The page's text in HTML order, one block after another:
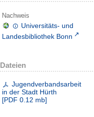
Nachweis
Universitäts- und
Landesbibliothek Bonn
Dateien
Jugendverbandsarbeit
in der Stadt Hürth
[PDF 0.12 mb]